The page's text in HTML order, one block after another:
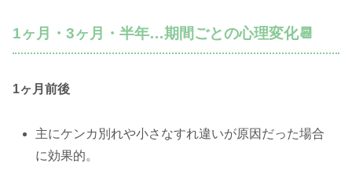
1ヶ月・3ヶ月・半年…期間ごとの心理変化📆
1ヶ月前後
主にケンカ別れや小さなすれ違いが原因だった場合
に効果的。